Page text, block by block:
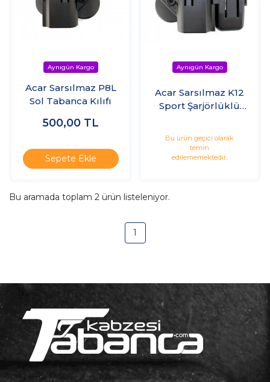
Acar Sarsılmaz P8L
Sol Tabanca Kılıfı
500,00 TL
Sepete Ekle
Acar Sarsılmaz K12
Sport Şarjörlüklü
Bu ürün geçici olarak
temin
edilememektedir.
Bu aramada toplam 2 ürün listeleniyor.
1